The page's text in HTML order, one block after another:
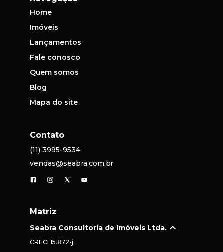
Home
Imóveis
Lançamentos
Fale conosco
Quem somos
Blog
Mapa do site
Contato
(11) 3995-9534
vendas@seabra.com.br
Matriz
Seabra Consultoria de Imóveis Ltda.
CRECI 15.872-j